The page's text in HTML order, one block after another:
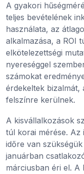
A gyakori
teljes bevételének
használata, az
alkalmazása, a ROI
elkötelezettségi
nyereséggel
számokat
érdekeltek bizalmát,
felszínre kerülnek.
A kisvállalkozások
túl korai mérése. Az
időre van
januárban
márciusban éri el. A